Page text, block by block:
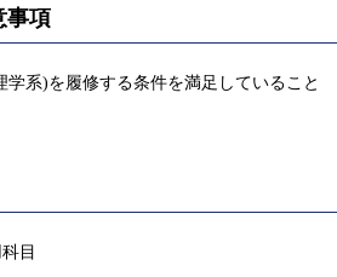
事項
学系)を履修する条件を満足していること
目